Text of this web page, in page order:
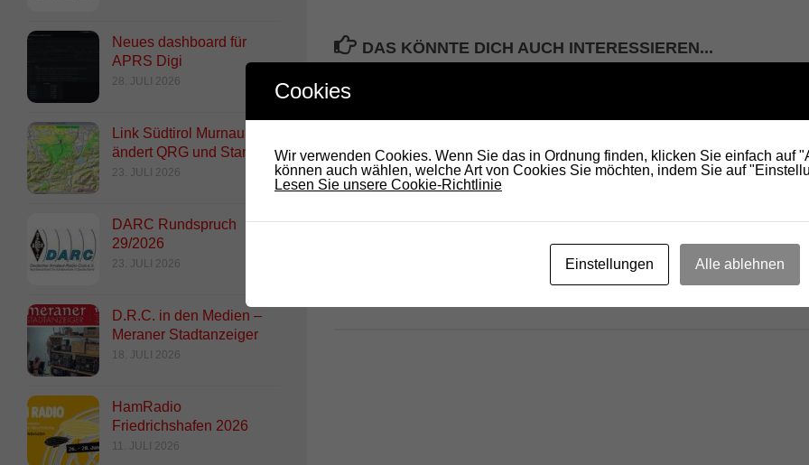
DAS KÖNNTE DICH AUCH INTERESSIEREN...
RADIO DARC – Funkamateure
fördern Wissenschaft und Lehre
Neues dashboard für
APRS Digi
28. JULI 2026
Link Südtirol Murnau Süd
ändert QRG und Standort
23. JULI 2026
DARC Rundspruch
29/2026
23. JULI 2026
D.R.C. in den Medien –
Meraner Stadtanzeiger
18. JULI 2026
HamRadio
Friedrichshafen 2026
11. JULI 2026
Cookies
Wir verwenden Cookies. Wenn Sie das in Ordnung finden, klicken Sie einfach auf
können auch wählen, welche Art von Cookies Sie möchten, indem Sie auf
Lesen Sie unsere Cookie-Richtlinie
Einstellungen Alle ablehnen